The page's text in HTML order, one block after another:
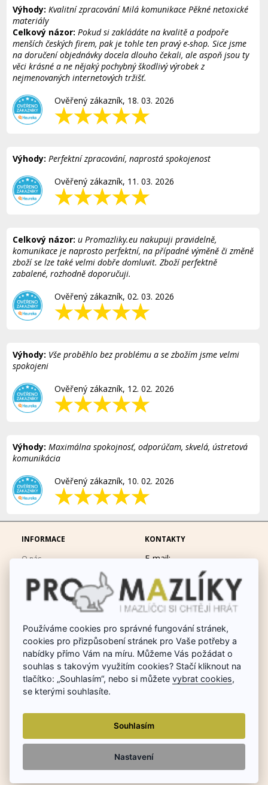
Výhody: Kvalitní zpracování Milá komunikace Pěkné netoxické
materiály
Celkový názor: Pokud si zakládáte na kvalitě a podpoře
menších českých firem, pak je tohle ten pravý e-shop. Sice jsme
na doručení objednávky docela dlouho čekali, ale aspoň jsou ty
věci krásné a ne nějaký pochybný škodlivý výrobek z
nejmenovaných internetových tržišť.
Ověřený zákazník, 18. 03. 2026
Výhody: Perfektní zpracování, naprostá spokojenost
Ověřený zákazník, 11. 03. 2026
Celkový názor: u Promazliky.eu nakupuji pravidelně,
komunikace je naprosto perfektní, na případné výměně či změně
zboží se lze také velmi dobře domluvit. Zboží perfektně
zabalené, rozhodně doporučuji.
Ověřený zákazník, 02. 03. 2026
Výhody: Vše proběhlo bez problému a se zbožím jsme velmi
spokojeni
Ověřený zákazník, 12. 02. 2026
Výhody: Maximálna spokojnosť, odporúčam, skvelá, ústretová
komunikácia
Ověřený zákazník, 10. 02. 2026
INFORMACE
O nás
Doprava a platba
Ochrana osobních údajů
Obchodní podmínky
Fotogalerie
Odstoupit od smlouvy
Poradna chovu králíků
Dárkové poukazy
Reklamace
KONTAKTY
E-mail:
eshop@promazliky.eu
Mobil: 728677864
po-pá 9:00-19:00
Messenger:
hrackynejenprousacky
Používáme cookies pro správné fungování stránek,
cookies pro přizpůsobení stránek pro Vaše potřeby a
nabídky přímo Vám na míru. Můžeme Vás požádat o
souhlas s takovým využitím cookies? Stačí kliknout na
tlačítko: „Souhlasím“, nebo si můžetevybrat cookies,
se kterými souhlasíte.
Souhlasím
Nastavení